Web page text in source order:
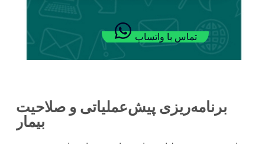
تماس با واتساپ
برنامه‌ریزی پیش‌عملیاتی و صلاحیت
بیمار